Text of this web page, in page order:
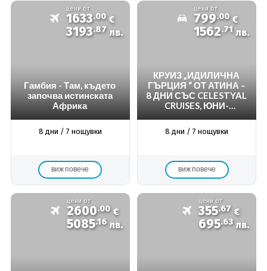
цени от
1633.00 €
3193.87 лв.
Гамбия - Там, където
започва истинската
Африка
8 дни / 7 нощувки
виж повече
цени от
799.00 €
1562.71 лв.
КРУИЗ „ИДИЛИЧНА
ГЪРЦИЯ “ ОТ АТИНА –
8 ДНИ СЪС CELESTYAL
CRUISES, ЮНИ-
8 дни / 7 нощувки
виж повече
цени от
2600.00 €
5085.16 лв.
цени от
355.67 €
695.63 лв.